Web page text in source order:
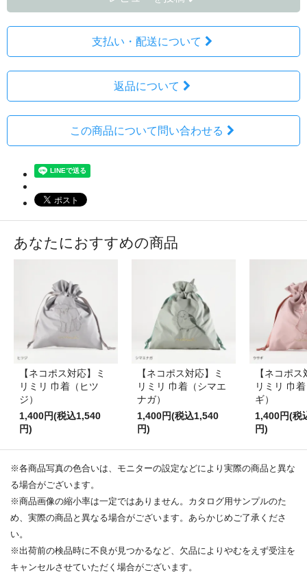
支払い・配送について
返品について
この商品について問い合わせる
あなたにおすすめの商品
【ネコポス対応】ミ
リミリ 巾着（ヒツ
ジ）
1,400円(税込1,540
円)
【ネコポス対応】ミ
リミリ 巾着（シマエ
ナガ）
1,400円(税込1,540
円)
【ネコポ
リミリ 巾
ギ）
1,400円(税
円)
※各商品写真の色合いは、モニターの設定などにより実際の商品と異な
る場合がございます。
※商品画像の縮小率は一定ではありません。カタログ用サンプルのた
め、実際の商品と異なる場合がございます。あらかじめご了承くださ
い。
※出荷前の検品時に不良が見つかるなど、欠品によりやむをえず受注を
キャンセルさせていただく場合がございます。